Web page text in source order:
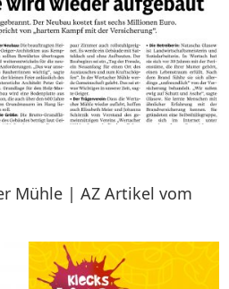
Mühle | AZ Artikel vom